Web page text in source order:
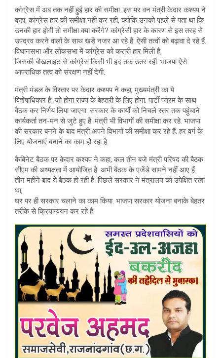
कांग्रेस में अब तक नहीं हुई हार की समीक्षा. इस पर वन मंत्री केदार कश्यप ने
कहा, कांग्रेस हार की समीक्षा नहीं कर रही, क्योंकि उनको पहले से पता था कि
उनकी हार होगी तो समीक्षा क्या करेंगे? कांग्रेसी हार के कारण से इस तरह से
उपद्रव करने वालों के साथ खड़े नजर आ रहे हैं. ऐसी तत्वों को बढ़ावा दे रहे हैं.
विधानसभा और लोकसभा में कांग्रेस को करारी हार मिली है,
जिसकी बौखलाहट से कांग्रेस किसी भी हद तक उतर रही. भाजपा ऐसे
आपराधिक तत्व को संरक्षण नहीं देगी.
मंत्री मंडल के विस्तार पर केदार कश्यप ने कहा, मुख्यमंत्री का ये
विशेषाधिकार है. जो होगा राज्य के बेहतरी के लिए होगा. पार्टी फोरम के साथ
बैठक कर निर्णय लिया जाएगा. सरकार के कार्यों को निचले स्तर तक पहुंचाने
कार्यकर्ता तन-मन से जुटे हुए हैं. मंत्री भी विभागों की समीक्षा कर रहे. भाजपा
की सरकार बनने के बाद मंत्री अपने विभागों की समीक्षा कर रहे हैं. हर वर्ग के
लिए योजनाएं बनाने का काम हो रहा है.
कैबिनेट बैठक पर केदार कश्यप ने कहा, कल तीन बजे मंत्री परिषद की बैठक
सीएम की अध्यक्षता में आयोजित है. अभी बैठक के एजेंडे सामने नहीं आए हैं.
तीन महीने बाद ये बैठक हो रही है. पिछले सरकार ने मंत्रालय को उपेक्षित रखा
था,
घर पर ही सरकार चलाने का काम किया. भाजपा सरकार योजना बनाके बेहतर
तरीके से क्रियान्वयन कर रहे हैं.